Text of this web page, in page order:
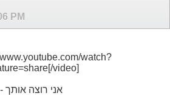
PM
watch?
video]
Se thelo - I want (you) - אני רוצה אותך